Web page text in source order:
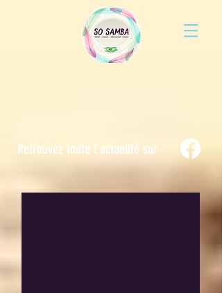
Retrouvez toute l'actualité sur